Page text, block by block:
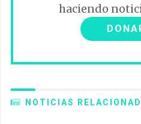
haciendo
NOTICIAS